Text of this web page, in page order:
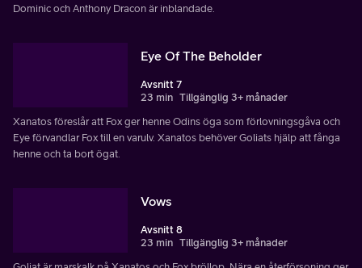
Dominic och Anthony Dracon är inblandade.
Eye Of The Beholder
Avsnitt 7
23 min Tillgänglig 3+ månader
Xanatos föreslår att Fox ger henne Odins öga som förlovningsgåva och
Eye förvandlar Fox till en varulv. Xanatos behöver Goliats hjälp att fånga
henne och ta bort ögat.
Vows
Avsnitt 8
23 min Tillgänglig 3+ månader